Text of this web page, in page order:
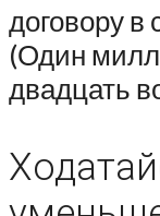
договору в
(Один
двадцать